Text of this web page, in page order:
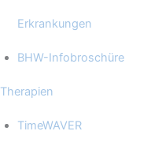
Erkrankungen
BHW-Infobroschüre
Therapien
TimeWAVER